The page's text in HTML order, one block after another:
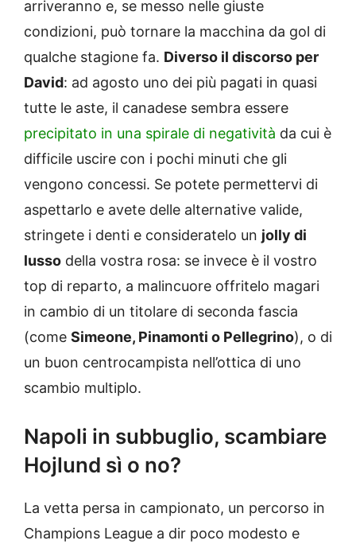
arriveranno e, se messo nelle giuste
condizioni, può tornare la macchina da gol di
qualche stagione fa. Diverso il discorso per
David: ad agosto uno dei più pagati in quasi
tutte le aste, il canadese sembra essere
precipitato in una spirale di negatività da cui è
difficile uscire con i pochi minuti che gli
vengono concessi. Se potete permettervi di
aspettarlo e avete delle alternative valide,
stringete i denti e consideratelo un jolly di
lusso della vostra rosa: se invece è il vostro
top di reparto, a malincuore offritelo magari
in cambio di un titolare di seconda fascia
(come Simeone, Pinamonti o Pellegrino), o di
un buon centrocampista nell’ottica di uno
scambio multiplo.
Napoli in subbuglio, scambiare
Hojlund sì o no?
La vetta persa in campionato, un percorso in
Champions League a dir poco modesto e